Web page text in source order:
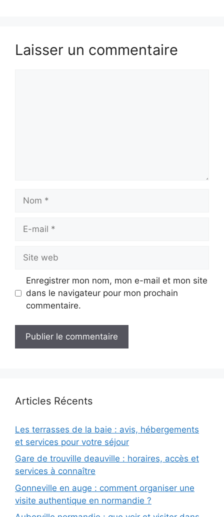
Laisser un commentaire
Nom
Site
web
Enregistrer mon nom, mon e-mail et mon site
dans le navigateur pour mon prochain
commentaire.
Articles Récents
Les terrasses de la baie : avis, hébergements
et services pour votre séjour
Gare de trouville deauville : horaires, accès et
services à connaître
Gonneville en auge : comment organiser une
visite authentique en normandie ?